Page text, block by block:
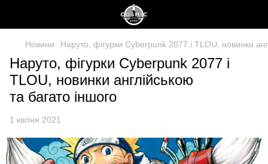
Новини Наруто, фігурки Cyberpunk 2077 і TLOU, новинки
Наруто, фігурки Cyberpunk 2077 і
TLOU, новинки англійською
та багато іншого
1 квітня 2021